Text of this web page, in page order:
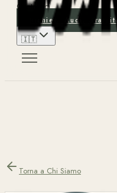
Contattaci
Richiedi Audit Gratuito
🇮🇹
Torna a Chi Siamo